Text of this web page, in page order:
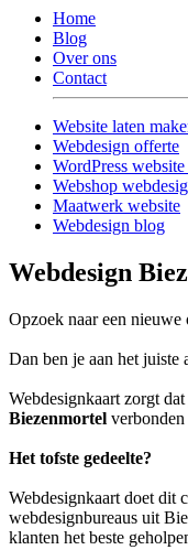
Home
Blog
Over ons
Contact
Website laten
Webdesign offerte
WordPress
Webshop
Maatwerk website
Webdesign blog
Webdesign
Opzoek naar een
Dan ben je aan het juiste
Webdesignkaart zorgt
Biezenmortel
Het tofste gedeelte?
Webdesignkaart doet dit
webdesignbureaus uit
klanten het beste